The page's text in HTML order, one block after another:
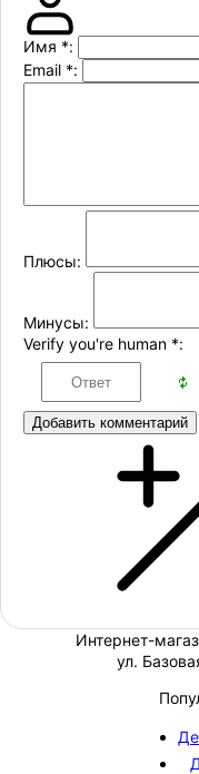
Имя *:
Email *:
Плюсы:
Минусы:
Verify you're human *:
Добавить комментарий
Интернет-
ул.